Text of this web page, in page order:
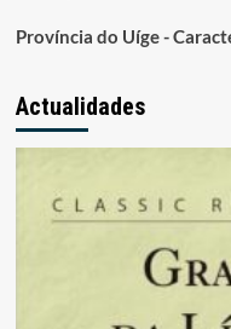
Província do Uíge -
Actualidades